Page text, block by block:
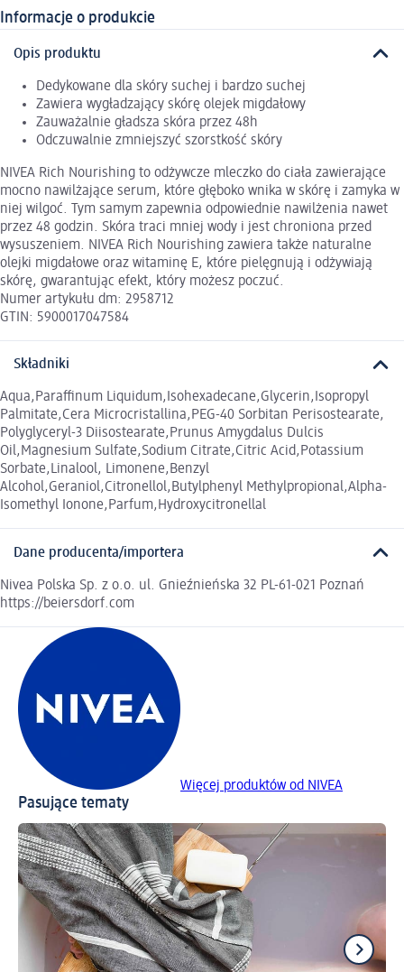
Informacje o produkcie
Opis produktu
Dedykowane dla skóry suchej i bardzo suchej
Zawiera wygładzający skórę olejek migdałowy
Zauważalnie gładsza skóra przez 48h
Odczuwalnie zmniejszyć szorstkość skóry
NIVEA Rich Nourishing to odżywcze mleczko do ciała zawierające
mocno nawilżające serum, które głęboko wnika w skórę i zamyka w
niej wilgoć. Tym samym zapewnia odpowiednie nawilżenia nawet
przez 48 godzin. Skóra traci mniej wody i jest chroniona przed
wysuszeniem. NIVEA Rich Nourishing zawiera także naturalne
olejki migdałowe oraz witaminę E, które pielęgnują i odżywiają
skórę, gwarantując efekt, który możesz poczuć.
Numer artykułu dm: 2958712
GTIN: 5900017047584
Składniki
Aqua,Paraffinum Liquidum,Isohexadecane,Glycerin,Isopropyl
Palmitate,Cera Microcristallina,PEG-40 Sorbitan Perisostearate,
Polyglyceryl-3 Diisostearate,Prunus Amygdalus Dulcis
Oil,Magnesium Sulfate,Sodium Citrate,Citric Acid,Potassium
Sorbate,Linalool, Limonene,Benzyl
Alcohol,Geraniol,Citronellol,Butylphenyl Methylpropional,Alpha-
Isomethyl Ionone,Parfum,Hydroxycitronellal
Dane producenta/importera
Nivea Polska Sp. z o.o. ul. Gnieźnieńska 32 PL-61-021 Poznań
https://beiersdorf.com
Więcej produktów od NIVEA
Pasujące tematy